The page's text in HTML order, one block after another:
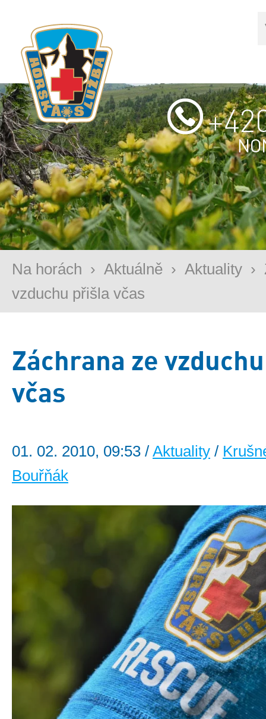
Na horách › Aktuálně › Aktuality ›
vzduchu přišla včas
Záchrana ze
včas
01. 02. 2010, 09:53 / Aktuality /
Bouřňák